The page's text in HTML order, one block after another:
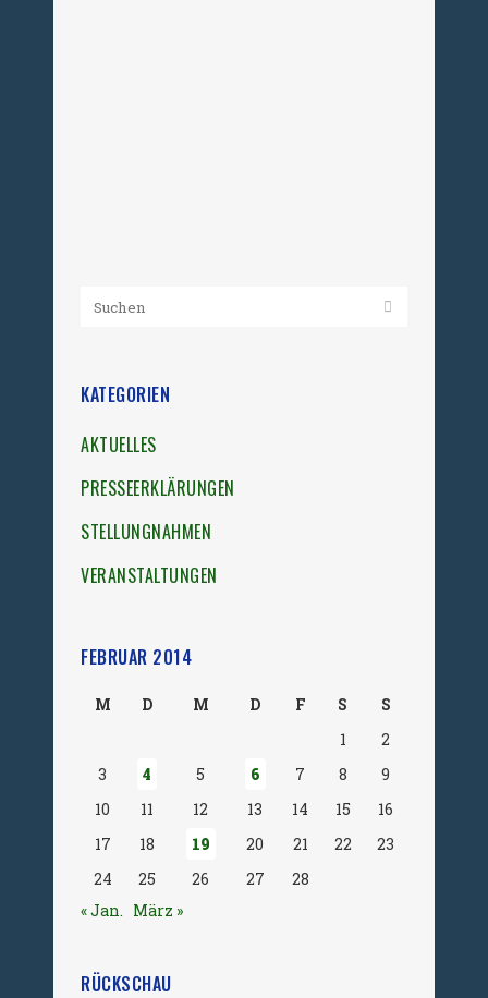
KATEGORIEN
AKTUELLES
PRESSEERKLÄRUNGEN
STELLUNGNAHMEN
VERANSTALTUNGEN
FEBRUAR 2014
M D M D F S
S
1
2
3
4 5 6 7 8
9
10
11 12 13 14 15
16
17
18 19 20 21 22
23
24
25 26 27
28
« Jan. März »
RÜCKSCHAU